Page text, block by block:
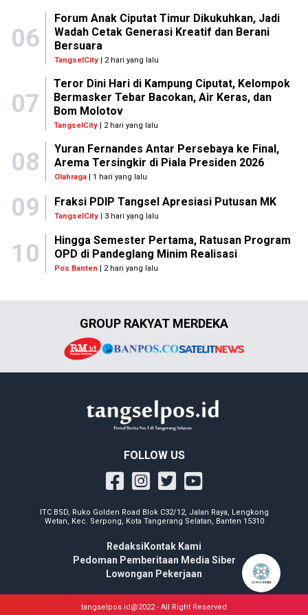
06
Forum Anak Ciputat Timur Dikukuhkan, Jadi
Wadah Cetak Generasi Kreatif dan Berani
Bersuara
TangselCity| 2 hari yang lalu
07
Teror Dini Hari di Kampung Ciputat, Kelompok
Bermasker Tebar Bacokan, Air Keras, dan
Bom Molotov
TangselCity | 2 hari yang lalu
08
Yuran Fernandes Antar Persebaya ke Final,
Arema Tersingkir di Piala Presiden 2026
Olahraga| 1 hari yang lalu
09 Fraksi PDIP Tangsel Apresiasi Putusan MK
TangselCity | 3 hari yang lalu
10
Hingga Semester Pertama, Ratusan Program
OPD di Pandeglang Minim Realisasi
Pos Banten | 2 hari yang lalu
GROUP RAKYAT MERDEKA
FOLLOW US
ITC BSD, Ruko Golden Road Blok C32/12, Jalan Raya, Lengkong
Wetan, Kec. Serpong, Kota Tangerang Selatan, Banten 15310
Redaksi Kontak Kami
Pedoman Pemberitaan Media Siber
Lowongan Pekerjaan
tangselpos.id@2022 - All Right Reserved